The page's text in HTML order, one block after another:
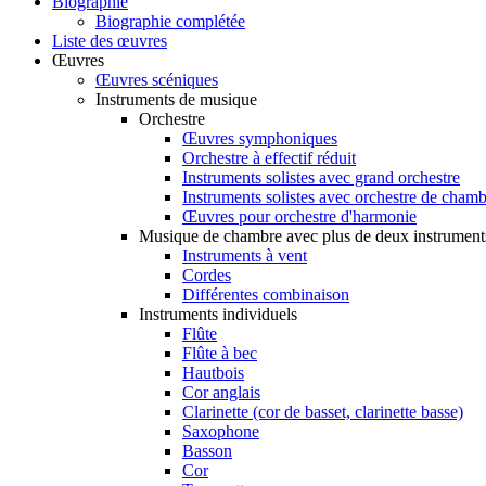
Biographie complétée
Liste des œuvres
Œuvres
Œuvres scéniques
Instruments de musique
Orchestre
Œuvres symphoniques
Orchestre à effectif réduit
Instruments solistes avec grand orchestre
Instruments solistes avec orchestre de
Œuvres pour orchestre d'harmonie
Musique de chambre avec plus de deux
Instruments à vent
Cordes
Différentes combinaison
Instruments individuels
Flûte
Flûte à bec
Hautbois
Cor anglais
Clarinette (cor de basset, clarinette basse)
Saxophone
Basson
Cor